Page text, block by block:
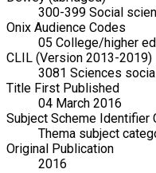
300-399 Social
Onix Audience Codes
05 College/higher
CLIL (Version 2013-2019)
3081 Sciences
Title First Published
04 March 2016
Subject Scheme Identifier
Thema subject
Original Publication
2016